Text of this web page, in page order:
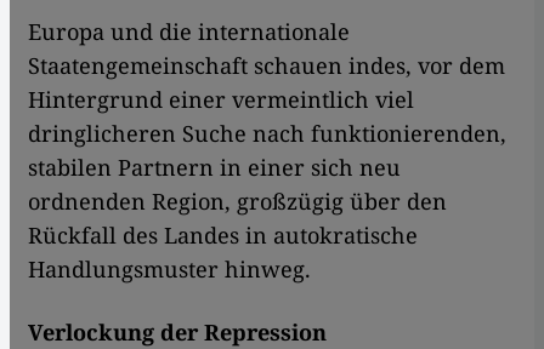
Europa und die internationale
Staatengemeinschaft schauen indes, vor dem
Hintergrund einer vermeintlich viel
dringlicheren Suche nach funktionierenden,
stabilen Partnern in einer sich neu
ordnenden Region, großzügig über den
Rückfall des Landes in autokratische
Handlungsmuster hinweg.
Verlockung der Repression